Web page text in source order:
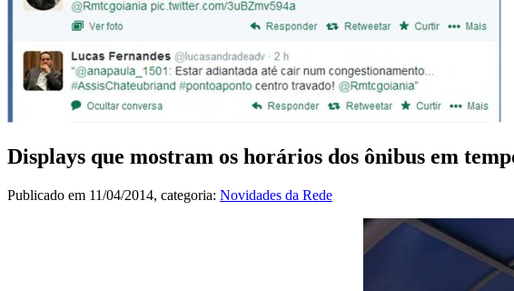
Displays que mostram os horários dos ônibus em
Publicado em 11/04/2014, categoria: Novidades da Rede